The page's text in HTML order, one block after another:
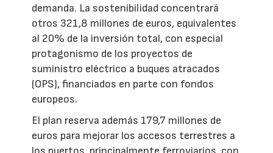
demanda. La sostenibilidad concentrará
otros 321,8 millones de euros, equivalentes
al 20% de la inversión total, con especial
protagonismo de los proyectos de
suministro eléctrico a buques atracados
(OPS), financiados en parte con fondos
europeos.
El plan reserva además 179,7 millones de
euros para mejorar los accesos terrestres a